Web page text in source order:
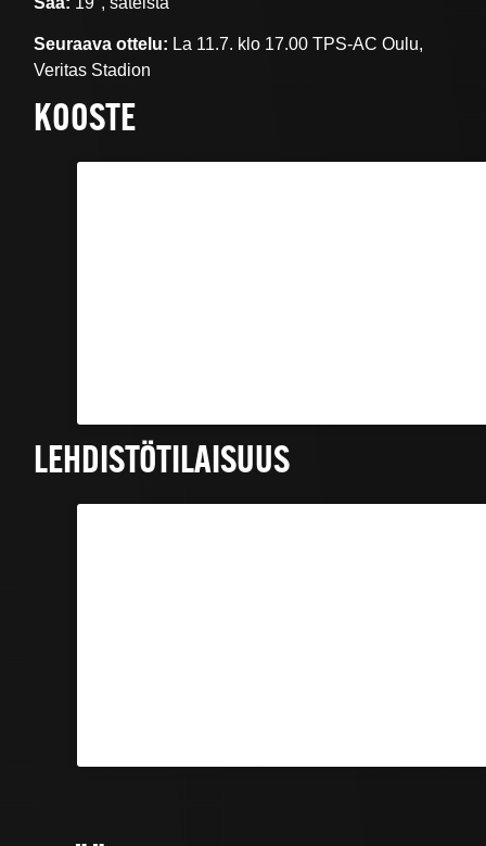
Seuraava ottelu: La 11.7. klo 17.00 TPS-AC Oulu,
Veritas Stadion
KOOSTE
LEHDISTÖTILAISUUS